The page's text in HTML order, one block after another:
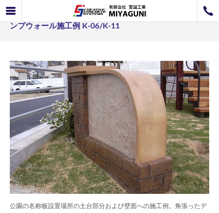
072-726-8800
072-726-7676
スタンプウォール事例 公園の名称板設置場所へのスタ
ンプウォール施工例 K-06/K-11
公園の名称板設置場所の土台部分および壁面への施工例。角張ったデ